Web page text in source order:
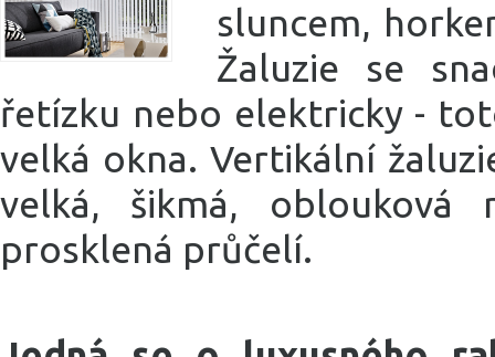
sluncem,
Žaluzie se
řetízku nebo elektricky -
velká okna. Vertikální
velká, šikmá,
prosklená průčelí.